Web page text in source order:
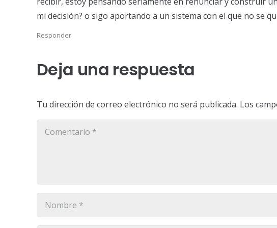
mi decisión? o sigo aportando a un sistema con el que no se
Responder
Deja una respuesta
Tu dirección de correo electrónico no será publicada. Los